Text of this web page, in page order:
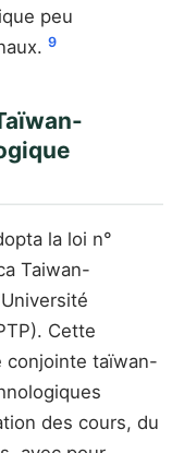
peu
9
la loi n°
Taiwan-
Cette
conjointe taïwan-
des cours, du